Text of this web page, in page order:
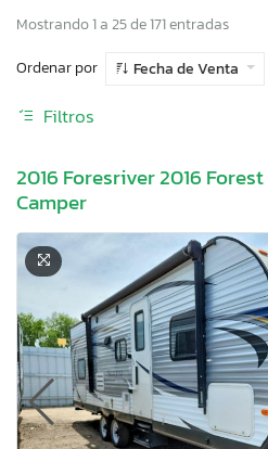
Mostrando 1 a 25 de 171 entradas
Ordenar por
Fecha de Venta
Filtros
2016 Foresriver 2016
Camper